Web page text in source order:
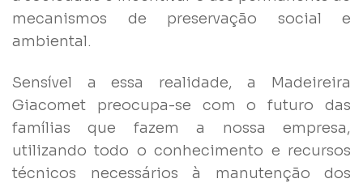
mecanismos de preservação social e
ambiental.
Sensível a essa realidade, a Madeireira
Giacomet preocupa-se com o futuro das
famílias que fazem a nossa empresa,
utilizando todo o conhecimento e recursos
técnicos necessários à manutenção dos